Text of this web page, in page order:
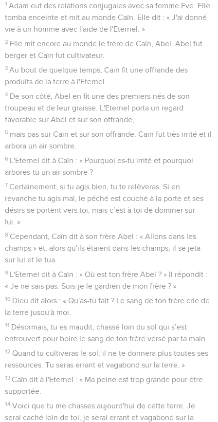
1 Adam eut des relations conjugales avec sa femme Eve. Elle
tomba enceinte et mit au monde Caïn. Elle dit : « J'ai donné
vie à un homme avec l'aide de l'Eternel. »
2 Elle mit encore au monde le frère de Caïn, Abel. Abel fut
berger et Caïn fut cultivateur.
3 Au bout de quelque temps, Caïn fit une offrande des
produits de la terre à l'Eternel.
4 De son côté, Abel en fit une des premiers-nés de son
troupeau et de leur graisse. L'Eternel porta un regard
favorable sur Abel et sur son offrande,
5 mais pas sur Caïn et sur son offrande. Caïn fut très irrité et il
arbora un air sombre.
6 L'Eternel dit à Caïn : « Pourquoi es-tu irrité et pourquoi
arbores-tu un air sombre ?
7 Certainement, si tu agis bien, tu te relèveras. Si en
revanche tu agis mal, le péché est couché à la porte et ses
désirs se portent vers toi, mais c’est à toi de dominer sur
lui. »
8 Cependant, Caïn dit à son frère Abel : « Allons dans les
champs » et, alors qu'ils étaient dans les champs, il se jeta
sur lui et le tua.
9 L'Eternel dit à Caïn : « Où est ton frère Abel ? » Il répondit :
« Je ne sais pas. Suis-je le gardien de mon frère ? »
10 Dieu dit alors : « Qu'as-tu fait ? Le sang de ton frère crie de
la terre jusqu'à moi.
11 Désormais, tu es maudit, chassé loin du sol qui s’est
entrouvert pour boire le sang de ton frère versé par ta main.
12 Quand tu cultiveras le sol, il ne te donnera plus toutes ses
ressources. Tu seras errant et vagabond sur la terre. »
13 Caïn dit à l'Eternel : « Ma peine est trop grande pour être
supportée.
14 Voici que tu me chasses aujourd'hui de cette terre. Je
serai caché loin de toi, je serai errant et vagabond sur la